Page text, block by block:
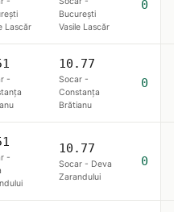
Lascăr
București
Vasile Lascăr
0
-
10.77
Socar -
Constanța
Brătianu
0
-
10.77
Socar - Deva
Zarandului
0